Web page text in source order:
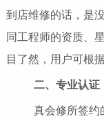
到店维修的话，是
同工程师的资质、
目了然，用户可根
二、专业认证
真会修所签约的